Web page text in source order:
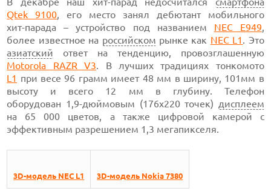
Qtek 9100, его место занял дебютант мобильного
хит-парада – устройство под названием NEC E949,
более известное на российском рынке как NEC L1 . Это
азиатский ответ на тенденцию, провозглашенную
Motorola RAZR V3. В лучших традициях тонкомото
L1 при весе 96 грамм имеет 48 мм в ширину, 101мм в
высоту и всего 12 мм в глубину. Телефон
оборудован 1,9-дюймовым (176x220 точек) дисплеем
на 65 000 цветов, а также цифровой камерой с
эффективным разрешением 1,3 мегапикселя.
3D-модель NEC L1 3D-модель Nokia 7380